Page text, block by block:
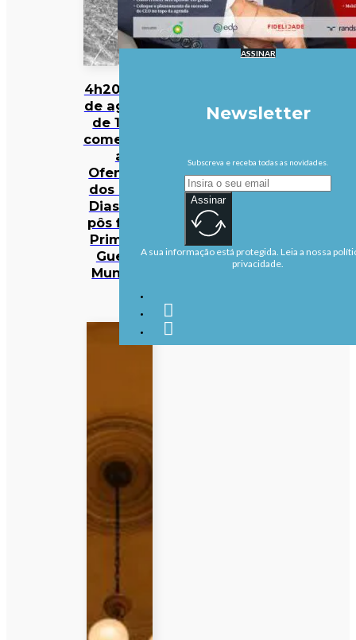
4h20 de 8
de agosto
de 1918:
começava
a
Ofensiva
dos Cem
Dias que
pôs fim à
Primeira
Guerra
Mundial
ASSINAR
Newsletter
Subscreva e receba todas as novidades.
Assinar
A sua informação está protegida. Leia a nossa
privacidade.